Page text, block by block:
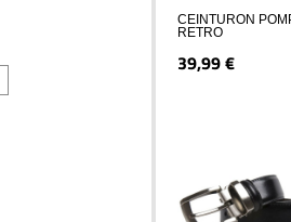
CEINTURON
RETRO
39,99€